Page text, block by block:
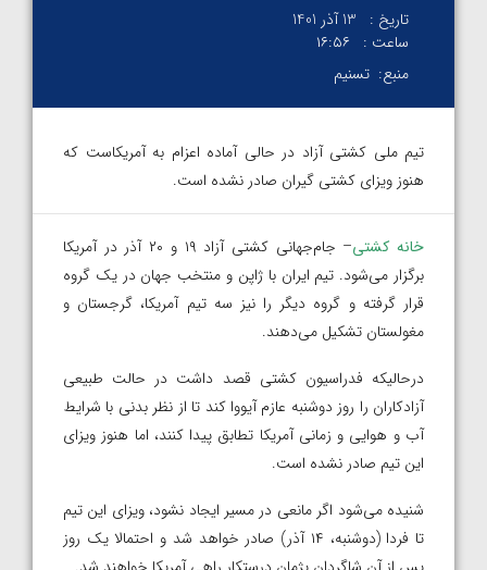
تاریخ :
13 آذر 1401
ساعت :
۱۶:۵۶
منبع: تسنیم
تیم ملی کشتی آزاد در حالی آماده اعزام به آمریکاست که
هنوز ویزای کشتی گیران صادر نشده است.
خانه کشتی
– جام‌جهانی کشتی آزاد ۱۹ و ۲۰ آذر در آمریکا
برگزار می‌شود. تیم ایران با ژاپن و منتخب جهان در یک گروه
قرار گرفته و گروه دیگر را نیز سه تیم آمریکا، گرجستان و
مغولستان تشکیل می‌دهند.
درحالیکه فدراسیون کشتی قصد داشت در حالت طبیعی
آزادکاران را روز دوشنبه عازم آیووا کند تا از نظر بدنی با شرایط
آب و هوایی و زمانی آمریکا تطابق پیدا کنند، اما هنوز ویزای
این تیم صادر نشده است.
شنیده می‌شود اگر مانعی در مسیر ایجاد نشود، ویزای این تیم
تا فردا (دوشنبه، ۱۴ آذر) صادر خواهد شد و احتمالا یک روز